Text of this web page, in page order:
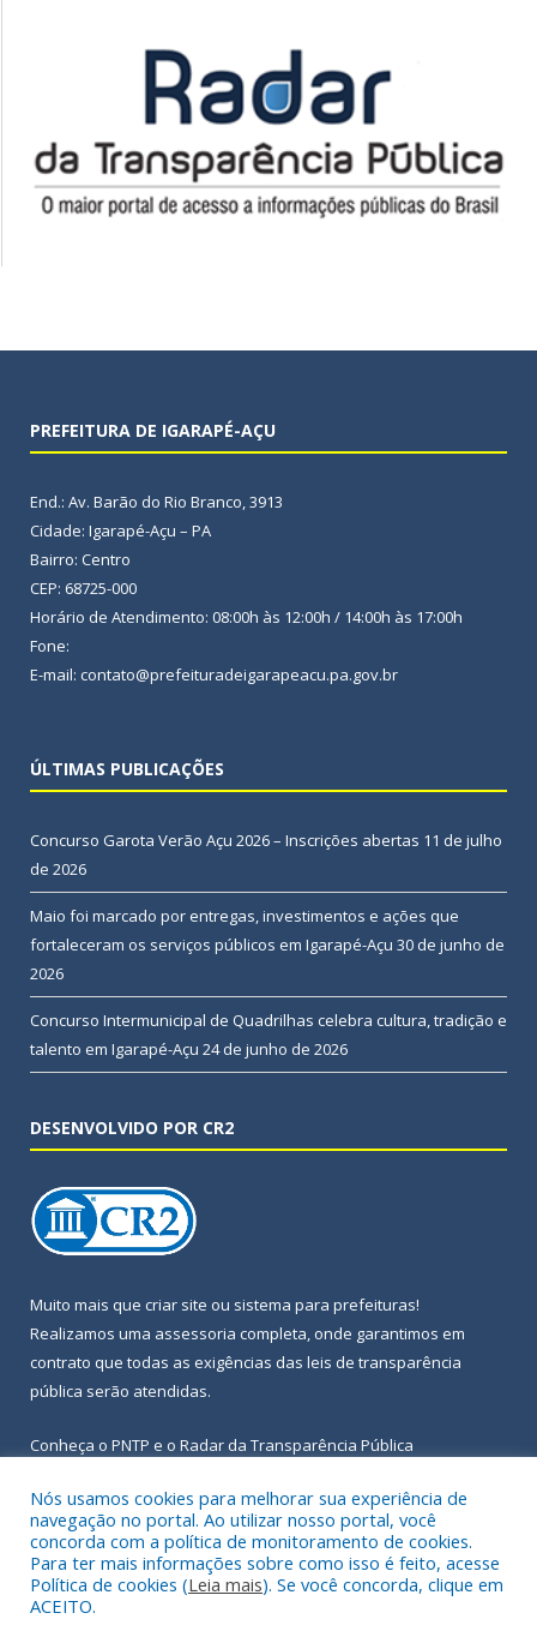
PREFEITURA DE IGARAPÉ-AÇU
End.: Av. Barão do Rio Branco, 3913
Cidade: Igarapé-Açu – PA
Bairro: Centro
CEP: 68725-000
Horário de Atendimento: 08:00h às 12:00h / 14:00h às 17:00h
Fone:
E-mail: contato@prefeituradeigarapeacu.pa.gov.br
ÚLTIMAS PUBLICAÇÕES
Concurso Garota Verão Açu 2026 – Inscrições abertas 11 de julho
de 2026
Maio foi marcado por entregas, investimentos e ações que
fortaleceram os serviços públicos em Igarapé-Açu 30 de junho de
2026
Concurso Intermunicipal de Quadrilhas celebra cultura, tradição e
talento em Igarapé-Açu 24 de junho de 2026
DESENVOLVIDO POR CR2
Muito mais que criar site ou sistema para prefeituras!
Realizamos uma assessoria completa, onde garantimos em
contrato que todas as exigências das leis de transparência
pública serão atendidas.
Conheça o PNTP e o Radar da Transparência Pública
Todos os direitos reservados a Prefeitura Municipal de Igarapé-
Açu.
Nós usamos cookies para melhorar sua experiência de
navegação no portal. Ao utilizar nosso portal, você
concorda com a política de monitoramento de cookies.
Para ter mais informações sobre como isso é feito, acesse
Política de cookies (Leia mais). Se você concorda, clique em
ACEITO.